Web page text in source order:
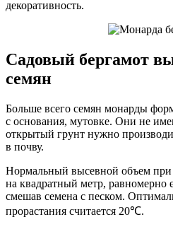
декоративность.
Садовый бергамот
семян
Больше всего семян монарды
с основания, мутовке. Они не
открытый грунт нужно
в почву.
Нормальный высевной объем при
на квадратный метр, равномерно
смешав семена с песком.
прорастания считается 20℃.